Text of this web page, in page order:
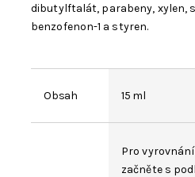
dibutylftalát, parabeny, xylen,
benzofenon-1 a styren.
Obsah 15 ml
Pro
začněte s